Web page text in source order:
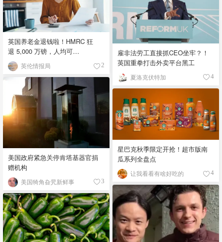
英国养老金退钱啦！HMRC 狂
退 5,000 万镑，人均可
领 £4,000！
英伦情报局 2
雇非法劳工直接抓CEO坐牢？！
英国重拳打击外卖平台黑工
夏洛克伏特加 4
美国政府紧急关停肯塔基器官捐
赠机构
美国犄角旮旯新鲜事 3
星巴克秋季限定开抢！超市版南
瓜系列全盘点
让我看看有啥好吃的 4